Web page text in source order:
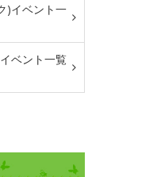
)イベント一
ベント一覧